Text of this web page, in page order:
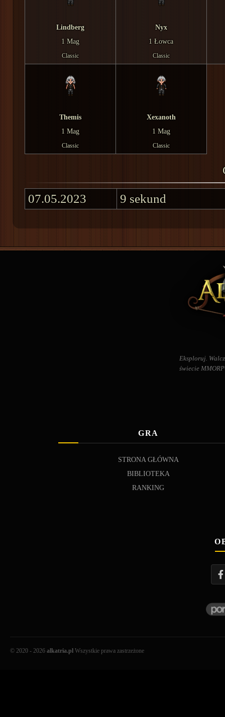
Lindberg
1 Mag
Classic
Nyx
1 Łowca
Classic
Themis
1 Mag
Classic
Xexanoth
1 Mag
Classic
07.05.2023 9 sekund
Eksploruj.
świecie
GRA
STRONA GŁÓWNA
BIBLIOTEKA
RANKING
© 2020 - 2026 alkatria.pl Wszystkie prawa zastrzeżone